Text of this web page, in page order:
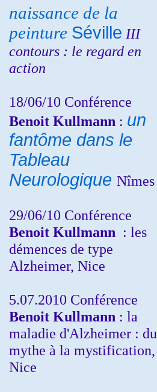
naissance de la
peinture Séville III
contours : le regard en
action
18/06/10 Conférence
Benoit Kullmann : un
fantôme dans le
Tableau
Neurologique Nîmes
29/06/10 Conférence
Benoit Kullmann : les
démences de type
Alzheimer, Nice
5.07.2010 Conférence
Benoit Kullmann : la
maladie d'Alzheimer : du
mythe à la mystification,
Nice